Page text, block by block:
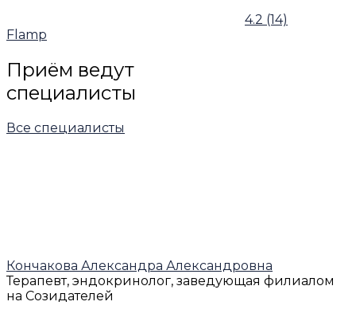
4.2 (14)
Flamp
Приём ведут
специалисты
Все специалисты
Кончакова Александра Александровна
Терапевт, эндокринолог, заведующая филиалом
на Созидателей